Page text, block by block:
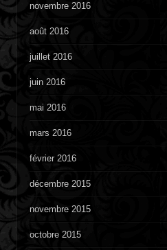
novembre 2016
août 2016
juillet 2016
juin 2016
mai 2016
mars 2016
février 2016
décembre 2015
novembre 2015
octobre 2015